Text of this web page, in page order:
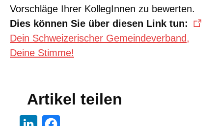
Vorschläge Ihrer KollegInnen zu bewerten.
Dies können Sie über diesen Link tun:
Dein Schweizerischer Gemeindeverband,
Deine Stimme!
Artikel teilen